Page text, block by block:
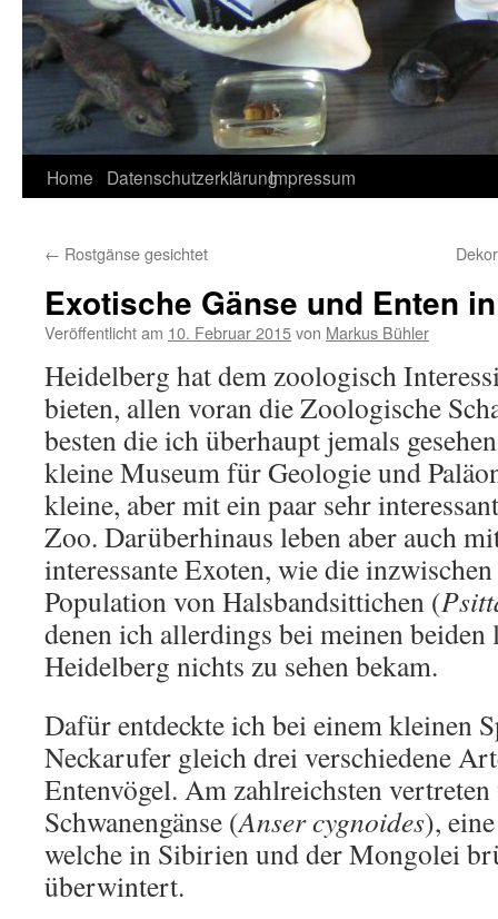
Home DatenschutzerklärungImpressum
← Rostgänse gesichtet
Exotische Gänse und Enten
Veröffentlicht am 10. Februar 2015von Markus Bühler
Heidelberg hat dem zoologisch
bieten, allen voran die Zoologische
besten die ich überhaupt jemals
kleine Museum für Geologie und
kleine, aber mit ein paar sehr
Zoo. Darüberhinaus leben aber auch
interessante Exoten, wie die
Population von Halsbandsittichen (
denen ich allerdings bei meinen beiden
Heidelberg nichts zu sehen bekam.
Dafür entdeckte ich bei einem kleinen
Neckarufer gleich drei verschiedene
Entenvögel. Am zahlreichsten vertreten
Schwanengänse (Anser cygnoides),
welche in Sibirien und der Mongolei
überwintert.